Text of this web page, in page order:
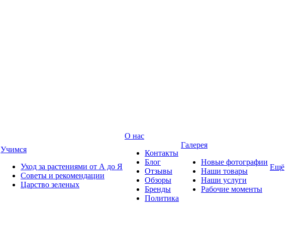
Учимся
Уход за растениями от А до Я
Советы и рекомендации
Царство зеленых
О нас
Контакты
Блог
Отзывы
Обзоры
Бренды
Политика
Галерея
Новые фотографии
Наши товары
Наши услуги
Рабочие моменты
Ещё